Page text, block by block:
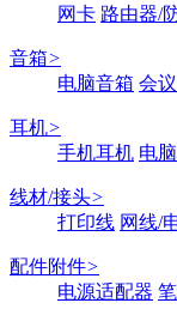
网卡 路由器/
音箱>
电脑音箱 会
耳机>
手机耳机 电
线材/接头>
打印线 网线/
配件附件>
电源适配器